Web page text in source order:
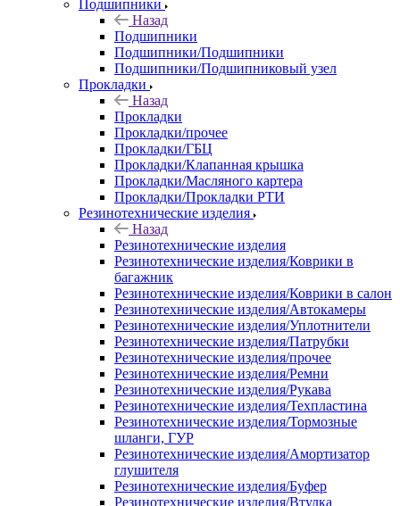
Подшипники
Назад
Подшипники
Подшипники/Подшипники
Подшипники/Подшипниковый узел
Прокладки
Назад
Прокладки
Прокладки/прочее
Прокладки/ГБЦ
Прокладки/Клапанная крышка
Прокладки/Масляного картера
Прокладки/Прокладки РТИ
Резинотехнические изделия
Назад
Резинотехнические изделия
Резинотехнические изделия/Коврики в
багажник
Резинотехнические изделия/Коврики в салон
Резинотехнические изделия/Автокамеры
Резинотехнические изделия/Уплотнители
Резинотехнические изделия/Патрубки
Резинотехнические изделия/прочее
Резинотехнические изделия/Ремни
Резинотехнические изделия/Рукава
Резинотехнические изделия/Техпластина
Резинотехнические изделия/Тормозные
шланги, ГУР
Резинотехнические изделия/Амортизатор
глушителя
Резинотехнические изделия/Буфер
Резинотехнические изделия/Втулка